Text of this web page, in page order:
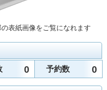
表紙画像をご覧になれます
0 予約数 0